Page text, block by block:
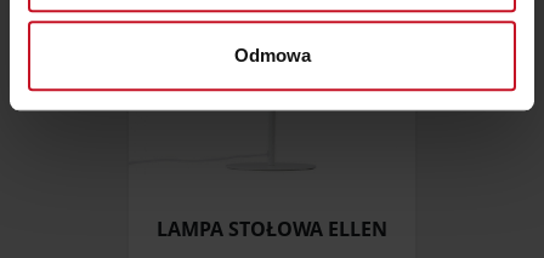
Dowiedz się więcej odnośnie tego, jak Twoje osobiste
dane są przetwarzane oraz ustaw własne preferencje w
zmienić lub wycofać swoją zgodę w dowolnej chwili.
Wykorzystujemy pliki cookie do spersonalizowania treści
analizować ruch w naszej witrynie. Informacje o tym, jak
Odmowa
LAMPA STOŁOWA ELLEN